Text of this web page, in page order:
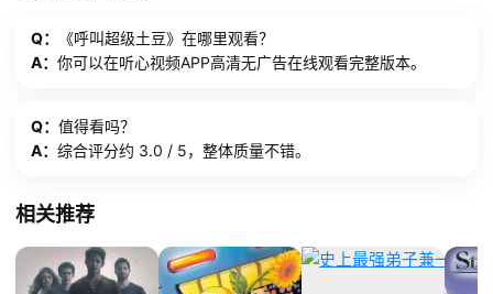
Q：
《呼叫超级土豆》在哪里观看？
A： 你可以在听心视频APP高清无广告在线观看完整版本。
Q： 值得看吗？
A： 综合评分约 3.0 / 5，整体质量不错。
相关推荐